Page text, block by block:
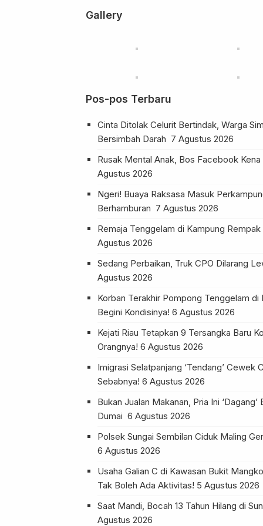
Gallery
Pos-pos Terbaru
Cinta Ditolak Celurit Bertindak, Warga
Bersimbah Darah 7 Agustus 2026
Rusak Mental Anak, Bos Facebook
Agustus 2026
Ngeri! Buaya Raksasa Masuk
Berhamburan 7 Agustus 2026
Remaja Tenggelam di Kampung
Agustus 2026
Sedang Perbaikan, Truk CPO Dilarang
Agustus 2026
Korban Terakhir Pompong Tenggelam
Begini Kondisinya! 6 Agustus 2026
Kejati Riau Tetapkan 9 Tersangka Baru
Orangnya! 6 Agustus 2026
Imigrasi Selatpanjang ‘Tendang’ Cewek
Sebabnya! 6 Agustus 2026
Bukan Jualan Makanan, Pria Ini
Dumai 6 Agustus 2026
Polsek Sungai Sembilan Ciduk Maling
6 Agustus 2026
Usaha Galian C di Kawasan Bukit
Tak Boleh Ada Aktivitas! 5 Agustus 2026
Saat Mandi, Bocah 13 Tahun Hilang di
Agustus 2026